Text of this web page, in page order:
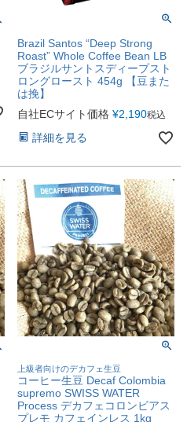
Brazil Santos “Deep Strong
Roast” Whole Coffee Bean LB
ブラジルサントスディープスト
ロングロースト 454g 【豆また
は挽】
自社ECサイト価格 ¥2,190税込
詳細を見る
上級者向けのデカフェ生豆
コーヒー生豆 Decaf Colombia
supremo SWISS WATER
Process デカフェコロンビアス
プレモ カフェインレス 1kg